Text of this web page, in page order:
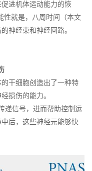
进机体运动能力的恢
性就是，八周时间（本文
神经束和神经回路。
的干细胞创造出了一种特
损伤的能力。
递信号，进而帮助控制运
后，这些神经元能够快